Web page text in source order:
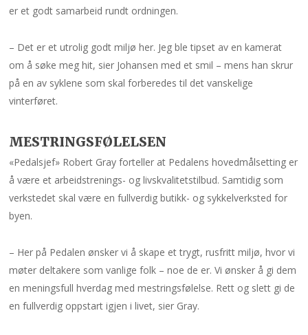
er et godt samarbeid rundt ordningen.
– Det er et utrolig godt miljø her. Jeg ble tipset av en kamerat
om å søke meg hit, sier Johansen med et smil – mens han skrur
på en av syklene som skal forberedes til det vanskelige
vinterføret.
MESTRINGSFØLELSEN
«Pedalsjef» Robert Gray forteller at Pedalens hovedmålsetting er
å være et arbeidstrenings- og livskvalitetstilbud. Samtidig som
verkstedet skal være en fullverdig butikk- og sykkelverksted for
byen.
– Her på Pedalen ønsker vi å skape et trygt, rusfritt miljø, hvor vi
møter deltakere som vanlige folk – noe de er. Vi ønsker å gi dem
en meningsfull hverdag med mestringsfølelse. Rett og slett gi de
en fullverdig oppstart igjen i livet, sier Gray.